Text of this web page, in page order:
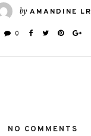
by AMANDINE LR
0
NO COMMENTS